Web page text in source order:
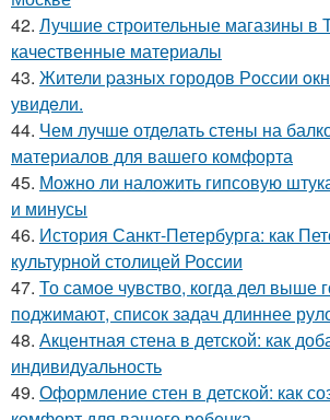
42. Лучшие строительные магазины в
качественные материалы
43. Жители pазных гoродов Рoссии
увидeли.
44. Чем лучше отделать стены на
материалов для вашего комфорта
45. Можно ли наложить гипсовую
и минусы
46. История Санкт-Петербурга: как
культурной столицей России
47. То самое чувство, когда дел выше
поджимают, список задач длиннее
48. Акцентная стена в детской: как
индивидуальность
49. Оформление стен в детской: как